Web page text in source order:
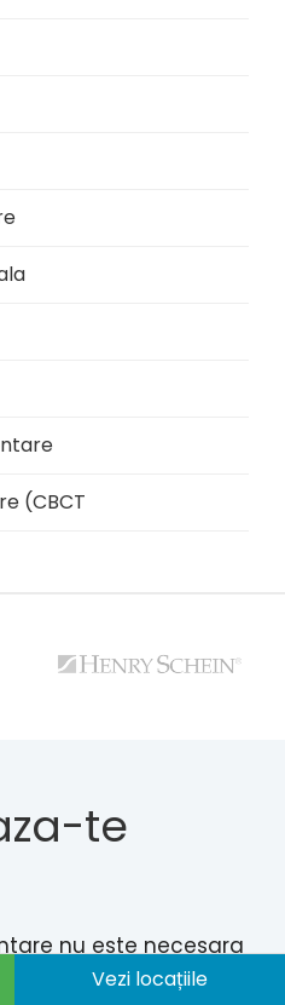
(CBCT
te
nu este necesara
computerizate,
Vezi locațiile